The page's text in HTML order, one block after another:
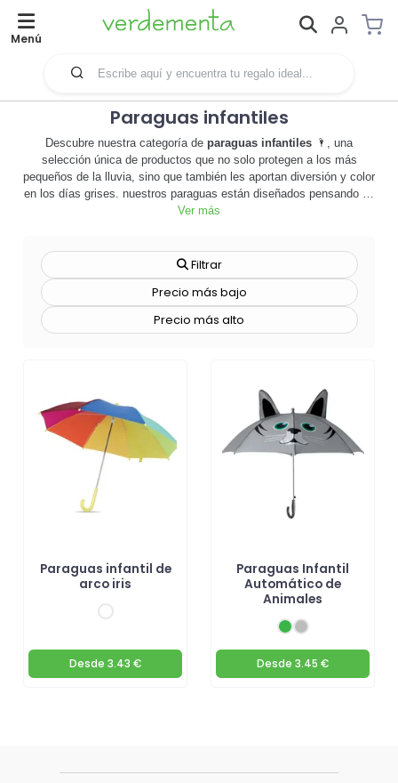
Menú
Paraguas infantiles
Descubre nuestra categoría de paraguas infantiles 🌂, una
selección única de productos que no solo protegen a los más
pequeños de la lluvia, sino que también les aportan diversión y color
en los días grises. nuestros paraguas están diseñados pensando en
los niños, con materiales de alta calidad y seguros, y con diseños
merchandising para empresas que buscan conectar con su público
más joven. personaliza estos paraguas con el logo o el mensaje de
tu empresa, y conviértelos en un regalo promocional que destaque.
los paraguas infantiles son una forma efectiva de aumentar la
visibilidad de tu marca, al mismo tiempo que proporcionas un
comienza a personalizar tus paraguas!
Ver más
Filtrar
Precio más bajo
Precio más alto
Paraguas infantil de
arco iris
Desde 3.43 €
Paraguas Infantil
Automático de
Animales
Desde 3.45 €